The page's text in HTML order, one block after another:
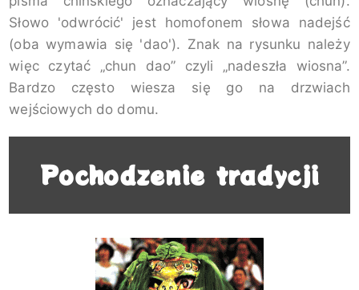
Słowo 'odwrócić' jest homofonem słowa nadejść
(oba wymawia się 'dao'). Znak na rysunku należy
więc czytać „chun dao” czyli „nadeszła wiosna”.
Bardzo często wiesza się go na drzwiach
wejściowych do domu.
Pochodzenie tradycji